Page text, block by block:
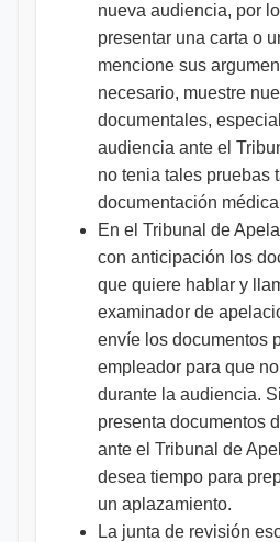
nueva audiencia, por
presentar una carta o
mencione sus
necesario, muestre
documentales,
audiencia ante el
no tenia tales pruebas
documentación
En el Tribunal de
con anticipación los
que quiere hablar y
examinador de
envíe los documentos
empleador para que
durante la audiencia.
presenta documentos
ante el Tribunal de
desea tiempo para
un aplazamiento.
La junta de revisión